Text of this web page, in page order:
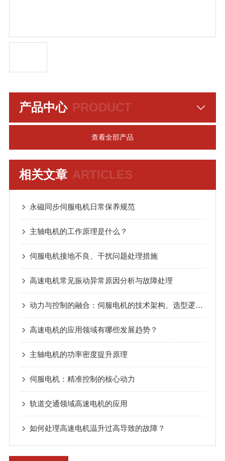
PRODUCT
产品中心
查看全部产品
ARTICLES
相关文章
永磁同步伺服电机日常保养规范
主轴电机的工作原理是什么？
伺服电机接地不良、干扰问题处理措施
高速电机常见振动异常原因分析与故障处理
动力与控制的融合：伺服电机的技术架构、选型逻辑与未来趋势
高速电机的应用领域有哪些发展趋势？
主轴电机的功率密度提升原理
伺服电机：精准控制的核心动力
轨道交通领域高速电机的应用
如何处理高速电机温升过高导致的故障？